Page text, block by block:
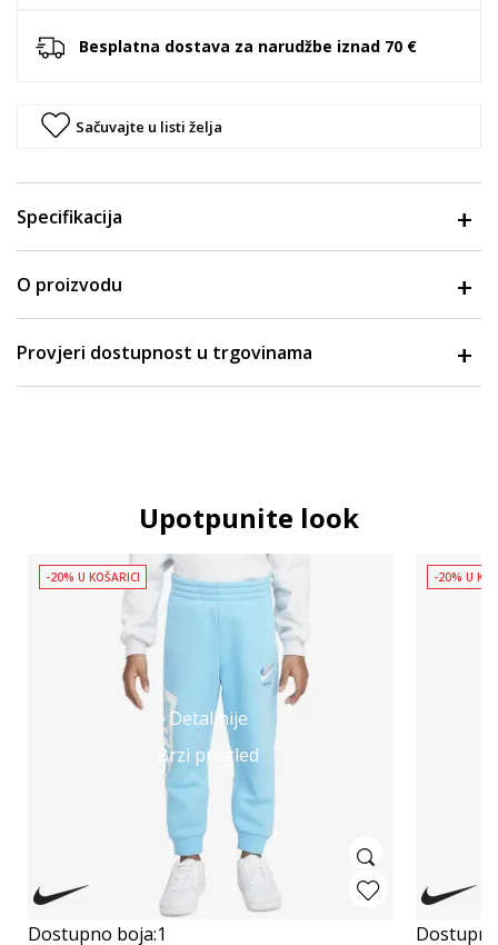
Besplatna dostava za narudžbe iznad 70 €
Sačuvajte u listi želja
Specifikacija
O proizvodu
Provjeri dostupnost u trgovinama
Upotpunite look
Detaljnije
Brzi pregled
-20% U KOŠARICI
Dostupno boja:1
-20% U